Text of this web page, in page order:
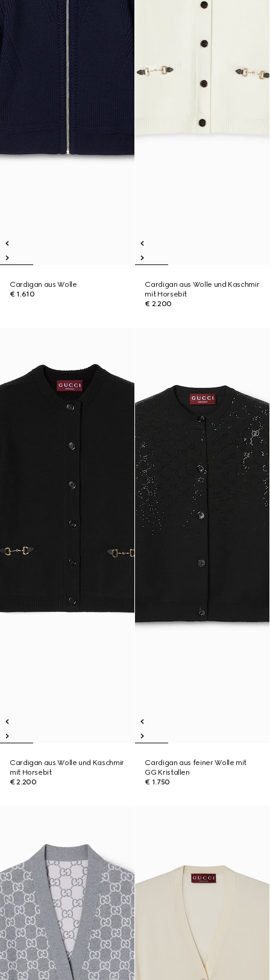
Cardigan aus Wolle
€ 1.610
Cardigan aus Wolle und Kaschmir
mit Horsebit
€ 2.200
Cardigan aus Wolle und Kaschmir
mit Horsebit
€ 2.200
Cardigan aus feiner Wolle mit
GG Kristallen
€ 1.750